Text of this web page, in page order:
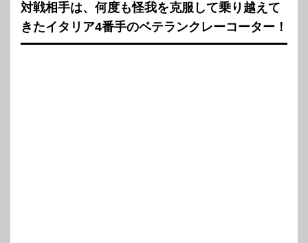
対戦相手は、何度も怪我を克服して乗り越えて
きたイタリア4番手のベテランクレーコーター！